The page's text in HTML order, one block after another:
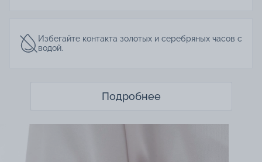
Избегайте контакта золотых и серебряных часов с
водой.
Подробнее